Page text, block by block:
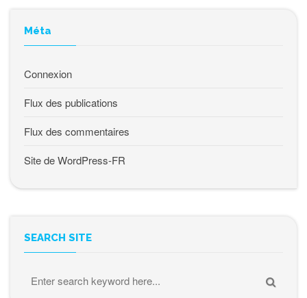
Méta
Connexion
Flux des publications
Flux des commentaires
Site de WordPress-FR
SEARCH SITE